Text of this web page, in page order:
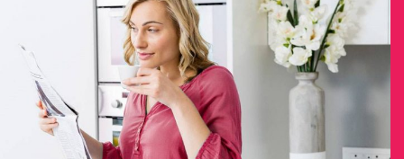
Vstavané skrine
Manželské postele
Realizácie
Materiály
Developerské projekty